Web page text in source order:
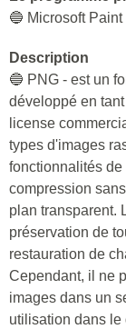
🔵 Microsoft Paint
Description
🔵 PNG - est un
développé en
license
types d'images
fonctionnalités de
compression
plan transparent.
préservation de
restauration de
Cependant, il ne
images dans un
utilisation dans le